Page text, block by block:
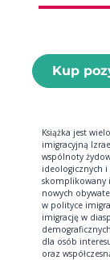
Kup
Książka jest
imigracyjną
wspólnoty
ideologicznych
skomplikowany
nowych
w polityce
imigrację w
dla osób
oraz